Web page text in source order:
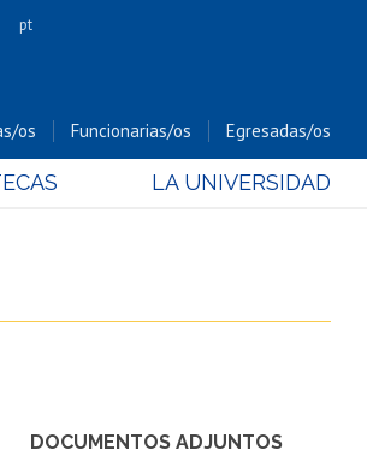
pt
os Funcionarias/os Egresadas/os
LA UNIVERSIDAD
DOCUMENTOS ADJUNTOS